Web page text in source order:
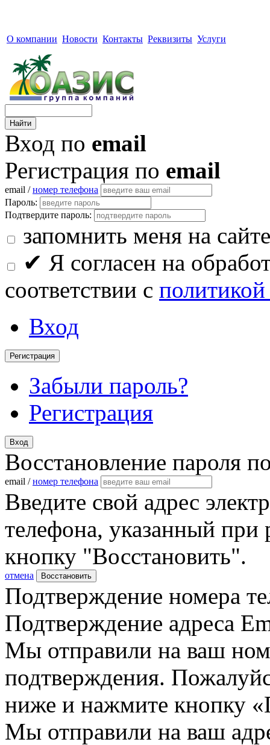
О компании Новости Контакты Реквизиты Услуги
Вход по email
Регистрация по email
email /номер телефона
Пароль:
Подтвердите пароль:
запомнить меня на сайте
✔ Я согласен на
соответствии с
Вход
Регистрация
Забыли пароль?
Регистрация
Вход
Восстановление пароля
email /номер телефона
Введите свой адрес
телефона, указанный при
кнопку "Восстановить".
отмена Восстановить
Подтверждение номера
Подтверждение адреса
Мы отправили на ваш
подтверждения.
ниже и нажмите кнопку
Мы отправили на ваш